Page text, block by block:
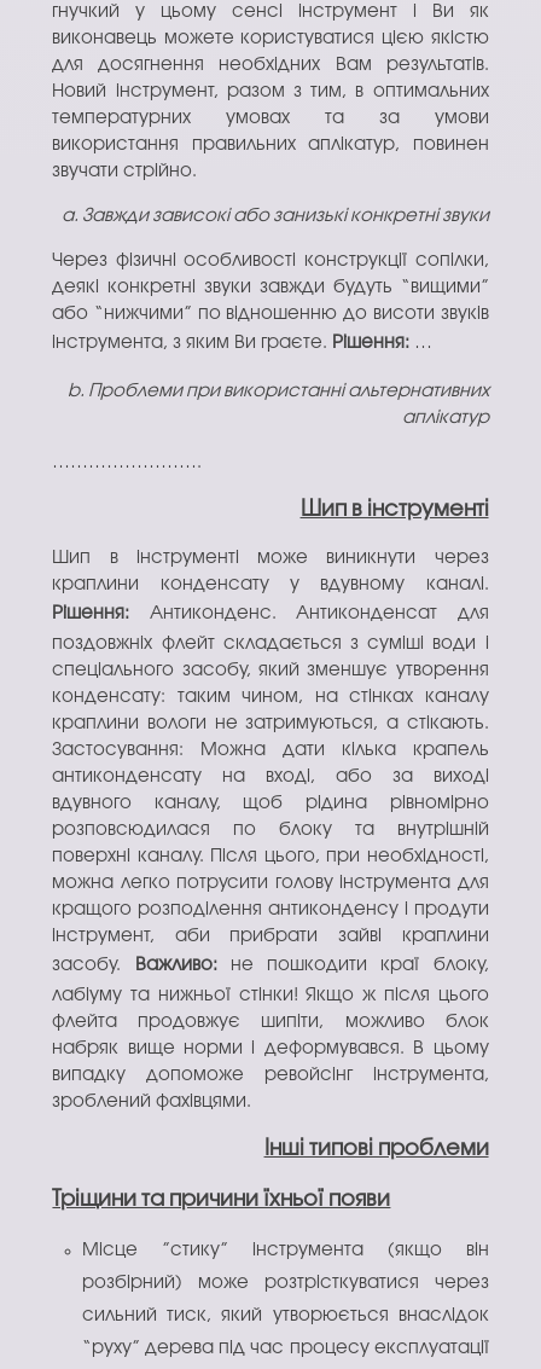
гнучкий у цьому сенсі інструмент і Ви як
виконавець можете користуватися цією якістю
для досягнення необхідних Вам результатів.
Новий інструмент, разом з тим, в оптимальних
температурних умовах та за умови
використання правильних аплікатур, повинен
звучати стрійно.
а. Завжди зависокі або занизькі конкретні звуки
Через фізичні особливості конструкції сопілки,
деякі конкретні звуки завжди будуть “вищими”
або “нижчими” по відношенню до висоти звуків
інструмента, з яким Ви граєте. Рішення: …
b. Проблеми при використанні альтернативних
аплікатур
…………………….
Шип в інструменті
Шип в інструменті може виникнути через
краплини конденсату у вдувному каналі.
Рішення: Антиконденс. Антиконденсат для
поздовжніх флейт складається з суміші води і
спеціального засобу, який зменшує утворення
конденсату: таким чином, на стінках каналу
краплини вологи не затримуються, а стікають.
Застосування: Можна дати кілька крапель
антиконденсату на вході, або за виході
вдувного каналу, щоб рідина рівномірно
розповсюдилася по блоку та внутрішній
поверхні каналу. Після цього, при необхідності,
можна легко потрусити голову інструмента для
кращого розподілення антиконденсу і продути
інструмент, аби прибрати зайві краплини
засобу.
Важливо:не пошкодити краї блоку,
лабіуму та нижньої стінки! Якщо ж після цього
флейта продовжує шипіти, можливо блок
набряк вище норми і деформувався. В цьому
випадку допоможе ревойсінг інструмента,
зроблений фахівцями.
Інші типові проблеми
Тріщини та причини їхньої появи
Місце ”стику” інструмента (якщо він
розбірний) може розтрісткуватися через
сильний тиск, який утворюється внаслідок
“руху” дерева під час процесу експлуатації